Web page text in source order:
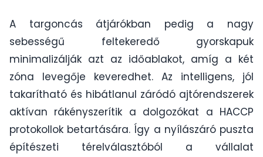
A targoncás átjárókban pedig a nagy
sebességű feltekeredő gyorskapuk
minimalizálják azt az időablakot, amíg a két
zóna levegője keveredhet. Az intelligens, jól
takarítható és hibátlanul záródó ajtórendszerek
aktívan rákényszerítik a dolgozókat a HACCP
protokollok betartására. Így a nyílászáró puszta
építészeti térelválasztóból a vállalat